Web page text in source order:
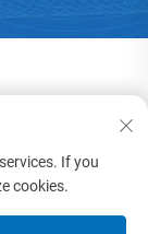
-
If you
cookies.